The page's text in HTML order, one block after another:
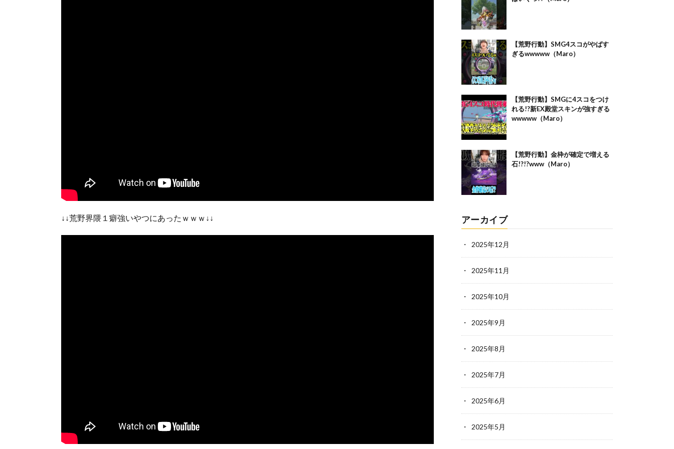
↓↓荒野界隈１癖強いやつにあったｗｗｗ↓↓
【荒野行動】SMG4スコがやばす
ぎるwwwww（Maro）
【荒野行動】SMGに4スコをつけ
れる!?新EX殿堂スキンが強すぎる
wwwww（Maro）
【荒野行動】金枠が確定で増える
石!?!?www（Maro）
アーカイブ
2025年12月
2025年11月
2025年10月
2025年9月
2025年8月
2025年7月
2025年6月
2025年5月